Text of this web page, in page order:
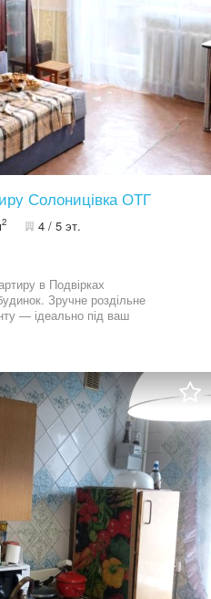
Солоницівка ОТГ
2 4 / 5 эт.
в Подвірках
Зручне роздільне
— ідеально під ваш
5 км. Поруч школа, дитячий
Показ у будь-який